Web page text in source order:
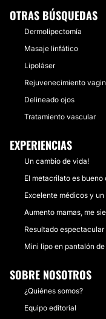
OTRAS BÚSQUEDAS
Dermolipectomía
Masaje linfático
Lipoláser
Rejuvenecimiento
Delineado ojos
Tratamiento vascular
EXPERIENCIAS
Un cambio de vida!
El metacrilato es
Excelente médicos y
Aumento mamas, me
Resultado
Mini lipo en pantalón
SOBRE NOSOTROS
¿Quiénes somos?
Equipo editorial